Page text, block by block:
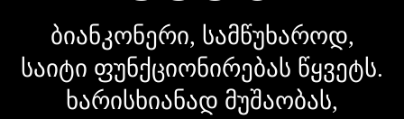
ბიანკონერი, სამწუხაროდ,
საიტი ფუნქციონირებას წყვეტს.
ხარისხიანად მუშაობას,